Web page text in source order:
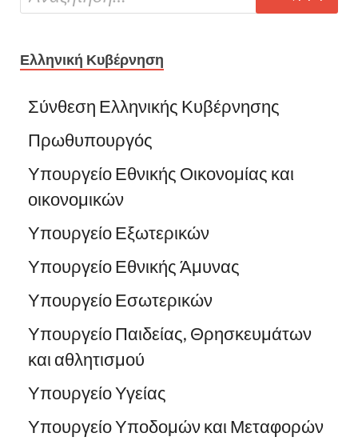
Ελληνική Κυβέρνηση
Σύνθεση Ελληνικής Κυβέρνησης
Πρωθυπουργός
Υπουργείο Εθνικής Οικονομίας και
οικονομικών
Υπουργείο Εξωτερικών
Υπουργείο Εθνικής Άμυνας
Υπουργείο Εσωτερικών
Υπουργείο Παιδείας, Θρησκευμάτων
και αθλητισμού
Υπουργείο Υγείας
Υπουργείο Υποδομών και Μεταφορών